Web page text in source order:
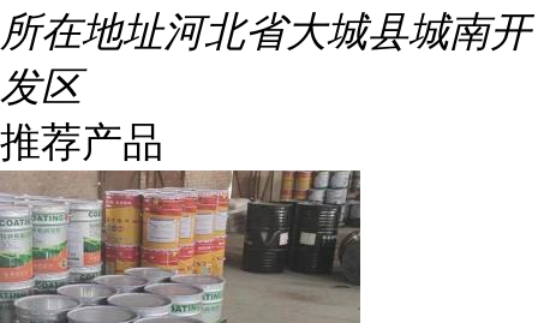
所在地址河北省大城县城南开
发区
推荐产品